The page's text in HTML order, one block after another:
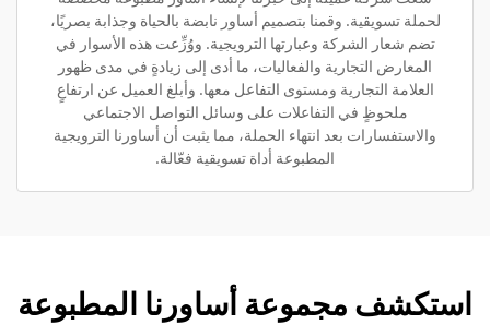
لحملة تسويقية. وقمنا بتصميم أساور نابضة بالحياة وجذابة بصريًا،
تضم شعار الشركة وعبارتها الترويجية. ووُزِّعت هذه الأسوار في
المعارض التجارية والفعاليات، ما أدى إلى زيادةٍ في مدى ظهور
العلامة التجارية ومستوى التفاعل معها. وأبلغ العميل عن ارتفاعٍ
ملحوظٍ في التفاعلات على وسائل التواصل الاجتماعي
والاستفسارات بعد انتهاء الحملة، مما يثبت أن أساورنا الترويجية
المطبوعة أداة تسويقية فعّالة.
استكشف مجموعة أساورنا المطبوعة